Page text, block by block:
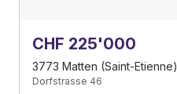
CHF 225'000
3773 Matten (Saint-Etienne)
Dorfstrasse 46